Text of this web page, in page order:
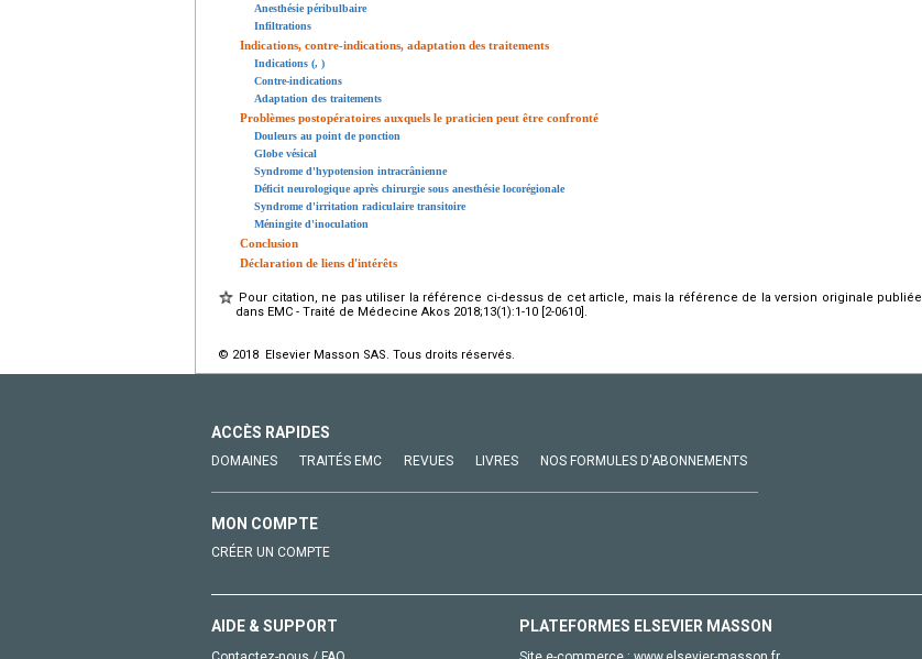
Anesthésie péribulbaire
Infiltrations
Indications, contre-indications, adaptation des traitements
Indications (, )
Contre-indications
Adaptation des traitements
Problèmes postopératoires auxquels le praticien peut être confronté
Douleurs au point de ponction
Globe vésical
Syndrome d'hypotension intracrânienne
Déficit neurologique après chirurgie sous anesthésie locorégionale
Syndrome d'irritation radiculaire transitoire
Méningite d'inoculation
Conclusion
Déclaration de liens d'intérêts
Pour citation, ne pas utiliser la référence ci-dessus de cet article, mais la référence de la version originale publiée
dans EMC - Traité de Médecine Akos 2018;13(1):1-10 [2-0610].
© 2018 Elsevier Masson SAS. Tous droits réservés.
ACCÈS RAPIDES
DOMAINES TRAITÉS EMC REVUES LIVRES NOS FORMULES D'ABONNEMENTS
MON COMPTE
CRÉER UN COMPTE
AIDE & SUPPORT PLATEFORMES ELSEVIER MASSON